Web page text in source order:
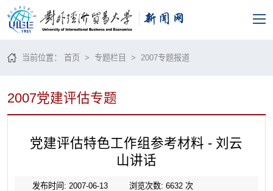
当前位置：首页 >专题栏目 > 2007专题报道
2007党建评估专题
党建评估特色工作组参考材料 - 刘云
山讲话
发布时间: 2007-06-13 浏览次数: 6632次